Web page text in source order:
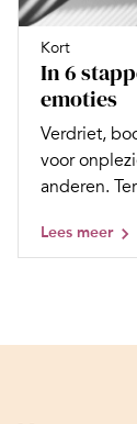
Kort
In 6
emoties
Verdriet,
voor
anderen.
Lees meer